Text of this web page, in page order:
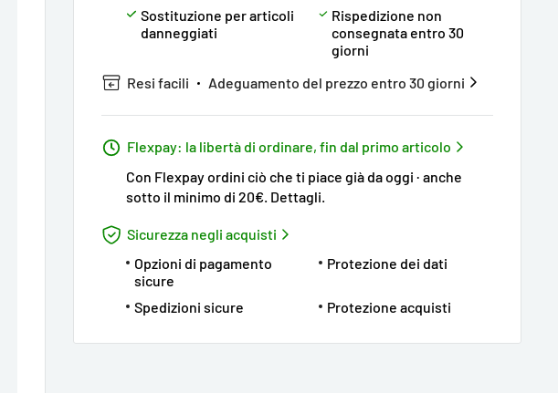
Sostituzione per articoli
danneggiati
Rispedizione non
consegnata entro 30
giorni
Resi facili
Adeguamento del prezzo entro 30 giorni
Flexpay: la libertà di ordinare, fin dal primo articolo
Con Flexpay ordini ciò che ti piace già da oggi · anche
sotto il minimo di 20€. Dettagli.
Sicurezza negli acquisti
Opzioni di pagamento
sicure
Protezione dei dati
Spedizioni sicure Protezione acquisti